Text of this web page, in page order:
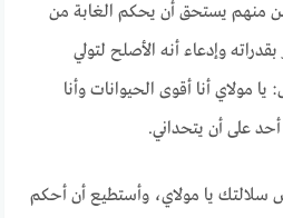
منهم يستحق أن يحكم الغابة من
وإدعاء أنه الأصلح لتولي
مولاي أنا أقوى الحيوانات وأنا
على أن يتحداني.
يا مولاي، وأستطيع أن أحكم